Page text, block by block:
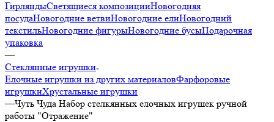
ГирляндыСветящиеся композицииНовогодняя
посудаНовогодние ветвиНовогодние елиНовогодний
текстильНовогодние фигурыНовогодние бусыПодарочная
упаковка
—
Стеклянные игрушки
Елочные игрушки из других материаловФарфоровые
игрушкиХрустальные игрушки
—Чуть Чуда Набор стелкянных елочных игрушек ручной
работы "Отражение"